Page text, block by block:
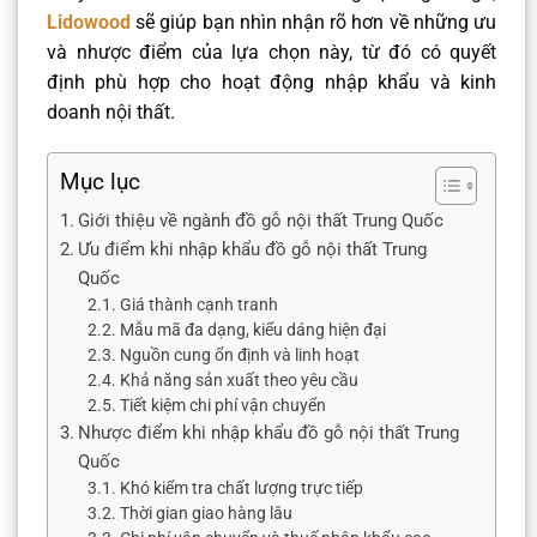
Lidowood sẽ giúp bạn nhìn nhận rõ hơn về những ưu
và nhược điểm của lựa chọn này, từ đó có quyết
định phù hợp cho hoạt động nhập khẩu và kinh
doanh nội thất.
Mục lục
Giới thiệu về ngành đồ gỗ nội thất Trung Quốc
Ưu điểm khi nhập khẩu đồ gỗ nội thất Trung
Quốc
Giá thành cạnh tranh
Mẫu mã đa dạng, kiểu dáng hiện đại
Nguồn cung ổn định và linh hoạt
Khả năng sản xuất theo yêu cầu
Tiết kiệm chi phí vận chuyển
Nhược điểm khi nhập khẩu đồ gỗ nội thất Trung
Quốc
Khó kiểm tra chất lượng trực tiếp
Thời gian giao hàng lâu